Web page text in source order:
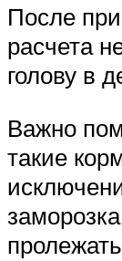
После
расчета
голову в
Важно
такие